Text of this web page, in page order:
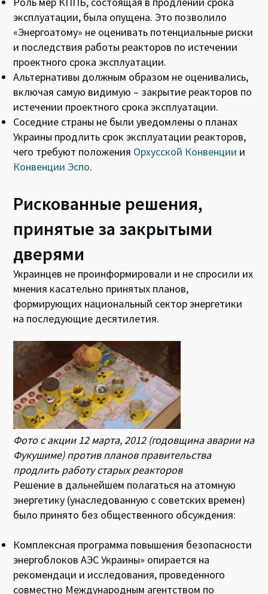
эксплуатации, была опущена. Это позволило
«Энергоатому» не оценивать потенциальные риски
и последствия работы реакторов по истечении
проектного срока эксплуатации.
Альтернативы должным образом не оценивались,
включая самую видимую – закрытие реакторов по
истечении проектного срока эксплуатации.
Соседние страны не были уведомлены о планах
Украины продлить срок эксплуатации реакторов,
чего требуют положения Орхусской Конвенции и
Конвенции Эспо.
Рискованные решения,
принятые за закрытыми
дверями
Украинцев не проинформировали и не спросили их
мнения касательно принятых планов,
формирующих национальный сектор энергетики
на последующие десятилетия.
Фото с акции 12 марта, 2012 (годовщина аварии на
Фукушиме) против планов правительства
продлить работу старых реакторов
Решение в дальнейшем полагаться на атомную
энергетику (унаследованную с советских времен)
было принято без общественного обсуждения:
Комплексная программа повышения безопасности
энергоблоков АЭС Украины» опирается на
рекомендаци и исследования, проведенного
совместно Международным агентством по